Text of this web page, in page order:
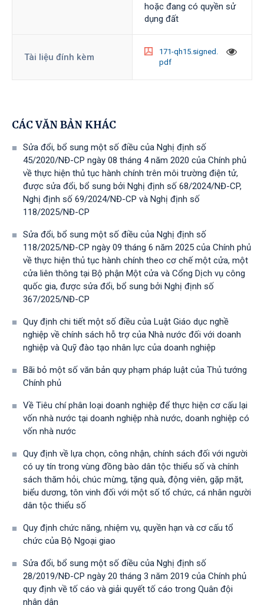
hoặc đang có quyền sử
dụng đất
Tài liệu đính kèm
171-qh15.signed.
pdf
CÁC VĂN BẢN KHÁC
Sửa đổi, bổ sung một số điều của Nghị định số
45/2020/NĐ-CP ngày 08 tháng 4 năm 2020 của Chính phủ
về thực hiện thủ tục hành chính trên môi trường điện tử,
được sửa đổi, bổ sung bởi Nghị định số 68/2024/NĐ-CP,
Nghị định số 69/2024/NĐ-CP và Nghị định số
118/2025/NĐ-СР
Sửa đổi, bổ sung một số điều của Nghị định số
118/2025/NĐ-CP ngày 09 tháng 6 năm 2025 của Chính phủ
về thực hiện thủ tục hành chính theo cơ chế một cửa, một
cửa liên thông tại Bộ phận Một cửa và Cổng Dịch vụ công
quốc gia, được sửa đổi, bổ sung bởi Nghị định số
367/2025/NĐ-СР
Quy định chi tiết một số điều của Luật Giáo dục nghề
nghiệp về chính sách hỗ trợ của Nhà nước đối với doanh
nghiệp và Quỹ đào tạo nhân lực của doanh nghiệp
Bãi bỏ một số văn bản quy phạm pháp luật của Thủ tướng
Chính phủ
Về Tiêu chí phân loại doanh nghiệp để thực hiện cơ cấu lại
vốn nhà nước tại doanh nghiệp nhà nước, doanh nghiệp có
vốn nhà nước
Quy định về lựa chọn, công nhận, chính sách đối với người
có uy tín trong vùng đồng bào dân tộc thiểu số và chính
sách thăm hỏi, chúc mừng, tặng quà, động viên, gặp mặt,
biểu dương, tôn vinh đối với một số tổ chức, cá nhân người
dân tộc thiểu số
Quy định chức năng, nhiệm vụ, quyền hạn và cơ cấu tổ
chức của Bộ Ngoại giao
Sửa đổi, bổ sung một số điều của Nghị định số
28/2019/NĐ-CР ngày 20 tháng 3 năm 2019 của Chính phủ
quy định về tố cáo và giải quyết tố cáo trong Quân đội
nhân dân